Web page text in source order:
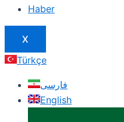
Haber
X
Türkçe
فارسی
English